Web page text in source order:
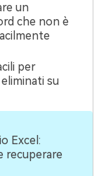
un
che non è
per
su
Excel:
recuperare